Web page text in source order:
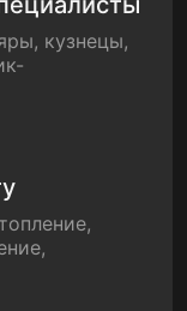
кузнецы,